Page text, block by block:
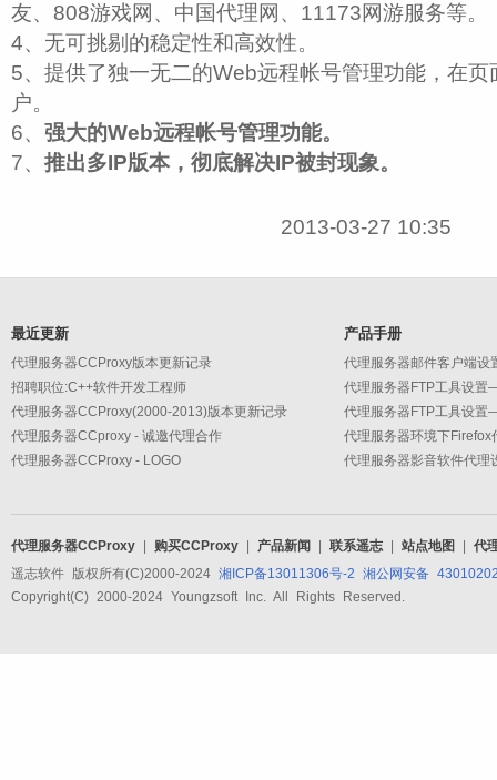
友、808游戏网、中国代理网、11173网游服务等。
4、无可挑剔的稳定性和高效性。
5、提供了独一无二的Web远程帐号管理功能，在
户。
6、 强大的Web远程帐号管理功能。
7、 推出多IP版本，彻底解决IP被封现象。
2013-03-27 10:35
最近更新
代理服务器CCProxy版本更新记录
招聘职位:C++软件开发工程师
代理服务器CCProxy(2000-2013)版本更新记录
代理服务器CCproxy - 诚邀代理合作
代理服务器CCProxy - LOGO
产品手册
代理服务器环境下Firefox
代理服务器CCProxy 购买CCProxy 产品新闻 联系遥志 站点地图
代
遥志软件 版权所有(C)2000-2024 湘ICP备13011306号-2 湘公网安备
Copyright(C) 2000-2024 Youngzsoft Inc. All Rights Reserved.